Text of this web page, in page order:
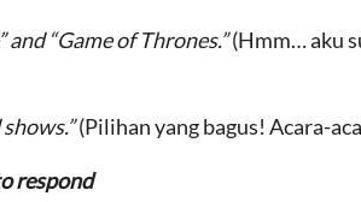
“Game of Thrones.”(Hmm… aku
(Pilihan yang bagus! Acara-
respond